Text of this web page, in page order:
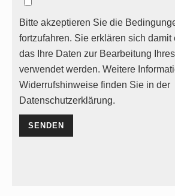
Bitte akzeptieren Sie die
fortzufahren. Sie erklären sich damit
das Ihre Daten zur Bearbeitung
verwendet werden. Weitere
Widerrufshinweise finden Sie in der
Datenschutzerklärung.